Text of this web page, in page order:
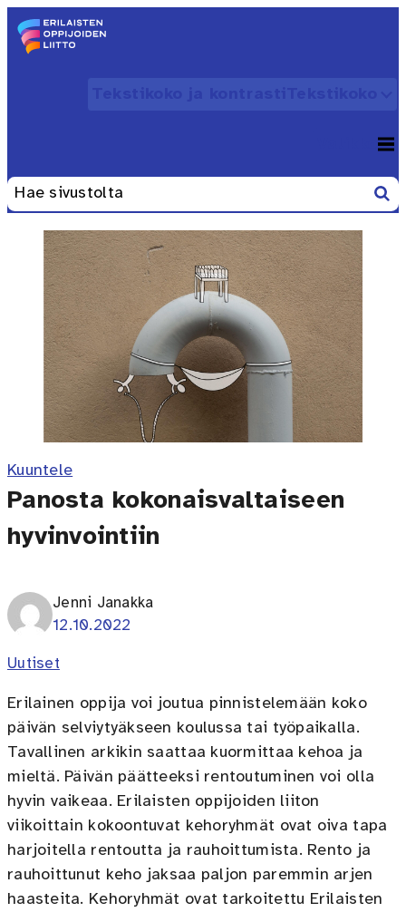
Siirry sisältöön
Haku: Etsi
Kuuntele
Panosta kokonaisvaltaiseen
hyvinvointiin
Jenni Janakka
12.10.2022
Uutiset
Erilainen oppija voi joutua pinnistelemään koko
päivän selviytyäkseen koulussa tai työpaikalla.
Tavallinen arkikin saattaa kuormittaa kehoa ja
mieltä. Päivän päätteeksi rentoutuminen voi olla
hyvin vaikeaa. Erilaisten oppijoiden liiton
viikoittain kokoontuvat kehoryhmät ovat oiva tapa
harjoitella rentoutta ja rauhoittumista. Rento ja
rauhoittunut keho jaksaa paljon paremmin arjen
haasteita. Kehoryhmät ovat tarkoitettu Erilaisten